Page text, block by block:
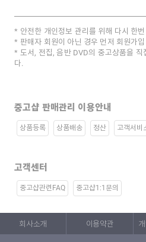
안전한 개인정보 관리를 위해 다시 한
판매자 회원이 아닌 경우 먼저 회원가
도서, 전집, 음반 DVD의 중고상품을 직
다.
중고샵 판매관리 이용안내
상품등록 상품배송 정산 고객서비
고객센터
중고샵관련FAQ 중고샵1:1문의
회사소개 이용약관